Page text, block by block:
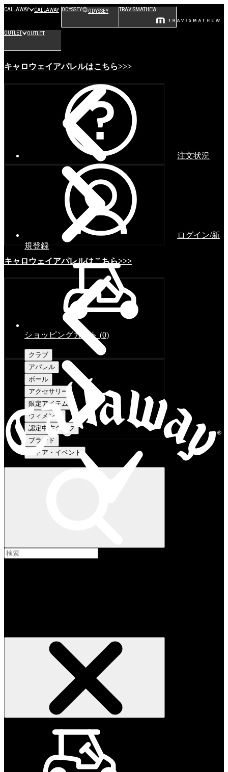
CALLAWAY CALLAWAY ODYSSEY ODYSSEY TRAVISMATHEW
OUTLET OUTLET
キャロウェイアパレルはこちら>>>
キャロウェイアパレルはこちら>>>
注文状況
ログイン/新
規登録
ショッピングカート (0)
クラブ
アパレル
ボール
アクセサリー
限定アイテム
ウィメンズ
認定中古クラブ
ブランド
ストア・イベント